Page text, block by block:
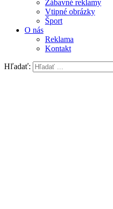
Zábavné reklamy
Vtipné obrázky
Šport
O nás
Reklama
Kontakt
Hľadať: